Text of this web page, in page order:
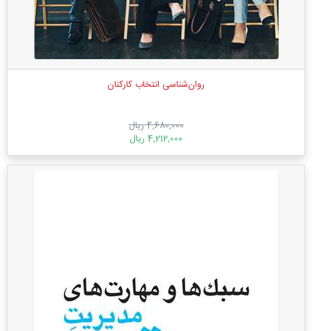
روان‌شناسی انتخاب کارکنان
4,680,000 ریال
4,212,000 ریال